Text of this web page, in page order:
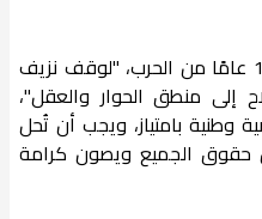
وأضاف أن الوقت قد حان بعد 14 عامًا من الحرب، "لوقف نزيف
إلى منطق الحوار والعقل"،
وطنية بامتياز، ويجب أن تُحل
الجميع ويصون كرامة